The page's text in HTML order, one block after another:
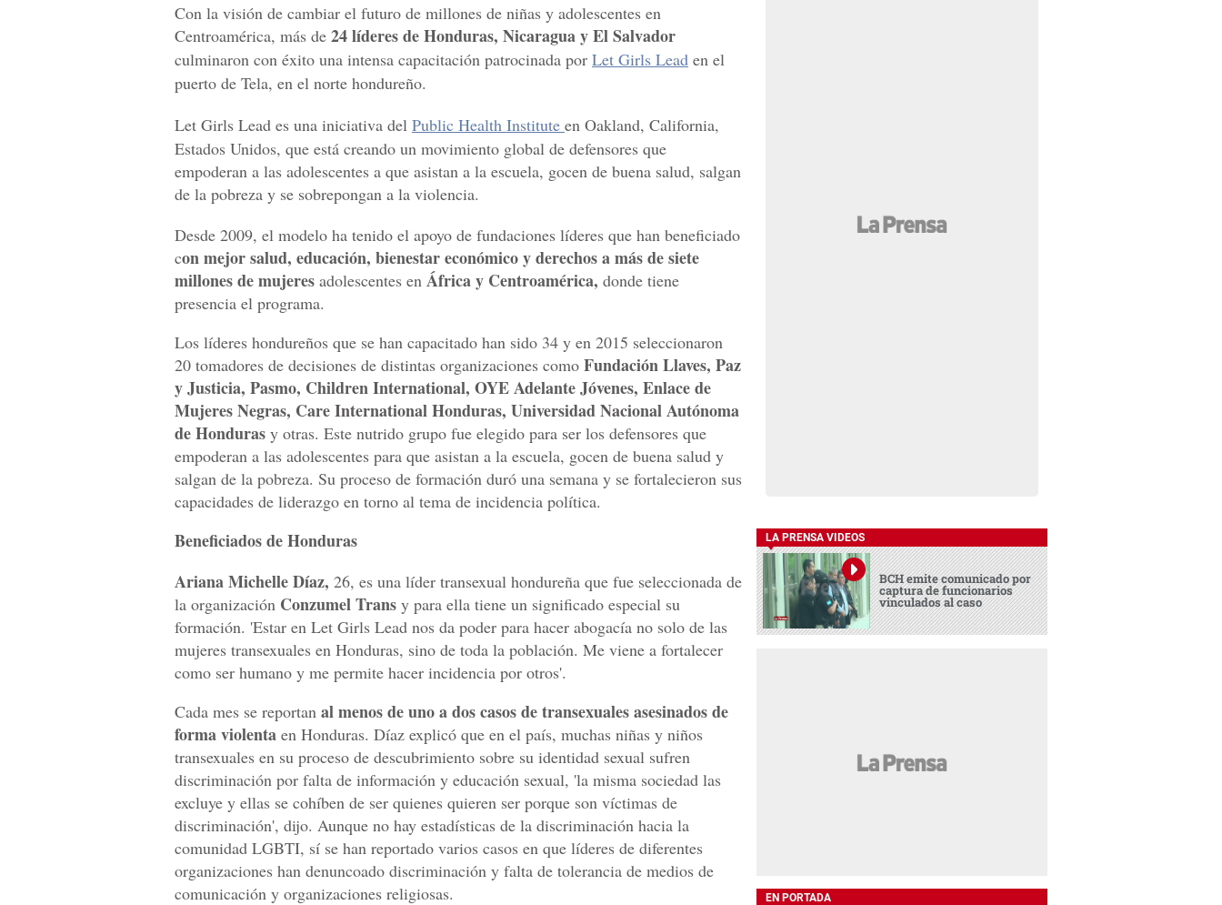
Con la visión de cambiar el futuro de millones de niñas y adolescentes en
Centroamérica, más de 24 líderes de Honduras, Nicaragua y El Salvador
culminaron con éxito una intensa capacitación patrocinada por Let Girls Lead en el
puerto de Tela, en el norte hondureño.
Let Girls Lead es una iniciativa del Public Health Institute en Oakland, California,
Estados Unidos, que está creando un movimiento global de defensores que
empoderan a las adolescentes a que asistan a la escuela, gocen de buena salud, salgan
de la pobreza y se sobrepongan a la violencia.
Desde 2009, el modelo ha tenido el apoyo de fundaciones líderes que han beneficiado
con mejor salud, educación, bienestar económico y derechos a más de siete
millones de mujeres adolescentes en África y Centroamérica, donde tiene
presencia el programa.
Los líderes hondureños que se han capacitado han sido 34 y en 2015 seleccionaron
20 tomadores de decisiones de distintas organizaciones como Fundación Llaves, Paz
y Justicia, Pasmo, Children International, OYE Adelante Jóvenes, Enlace de
Mujeres Negras, Care International Honduras, Universidad Nacional Autónoma
de Honduras y otras. Este nutrido grupo fue elegido para ser los defensores que
empoderan a las adolescentes para que asistan a la escuela, gocen de buena salud y
salgan de la pobreza. Su proceso de formación duró una semana y se fortalecieron sus
capacidades de liderazgo en torno al tema de incidencia política.
Beneficiados de Honduras
Ariana Michelle Díaz, 26, es una líder transexual hondureña que fue seleccionada de
la organización Conzumel Trans y para ella tiene un significado especial su
formación. 'Estar en Let Girls Lead nos da poder para hacer abogacía no solo de las
mujeres transexuales en Honduras, sino de toda la población. Me viene a fortalecer
como ser humano y me permite hacer incidencia por otros'.
Cada mes se reportan al menos de uno a dos casos de transexuales asesinados de
forma violenta en Honduras. Díaz explicó que en el país, muchas niñas y niños
transexuales en su proceso de descubrimiento sobre su identidad sexual sufren
discriminación por falta de información y educación sexual, 'la misma sociedad las
excluye y ellas se cohíben de ser quienes quieren ser porque son víctimas de
discriminación', dijo. Aunque no hay estadísticas de la discriminación hacia la
comunidad LGBTI, sí se han reportado varios casos en que líderes de diferentes
organizaciones han denuncoado discriminación y falta de tolerancia de medios de
comunicación y organizaciones religiosas.
LA PRENSA VIDEOS
BCH emite comunicado por
captura de funcionarios
vinculados al caso
EN PORTADA